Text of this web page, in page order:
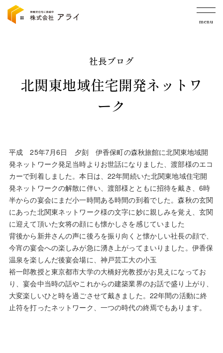
menu
社長ブログ
北関東地域住宅開発ネットワ
ーク
平成 25年7月6日 夕刻 伊香保町の森秋旅館に北関東地域開
発ネットワーク発足当時よりお世話になりました、渡部様のエコ
カーで到着しました。本日は、22年間続いた北関東地域住宅開
発ネットワークの解散に伴い、渡部様とともに招待を戴き、6時
半からの宴会にまだ小一時間ある時間の到着でした。森秋の玄関
にあった北関東ネットワーク様の文字に妙に親しみを覚え、玄関
に迎えて頂いた女将の顔にも懐かしさを感じていました
背後から新井さんの声に後ろを振り向くと懐かしい社長の顔で、
今宵の宴会への楽しみが急に湧き上がってまいりました。伊香保
温泉を楽しんだ後宴会場に、神戸芸工大の小玉
裕一郎教授と東京都市大学の大橋好光教授がお見えになってお
り、宴会中当時の話やこれからの建築業界のお話で盛り上がり、
大変楽しいひと時を過ごさせて戴きました。22年間の活動に終
止符を打ったネットワーク、一つの時代の終焉でもあります。